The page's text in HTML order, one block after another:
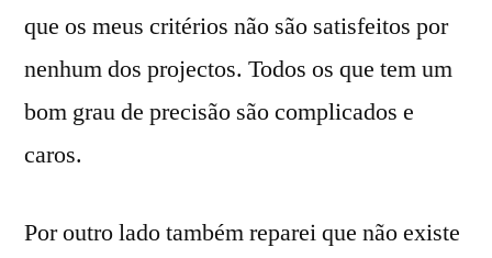
que os meus critérios não são satisfeitos por
nenhum dos projectos. Todos os que tem um
bom grau de precisão são complicados e
caros.
Por outro lado também reparei que não existe